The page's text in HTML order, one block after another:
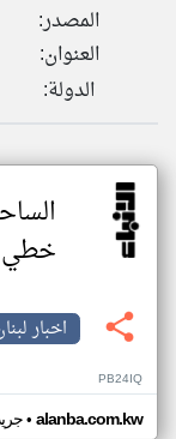
المصدر:
العنوان:
الدولة:
خطي
اخبار
PB24IQ
• alanba.com.kw